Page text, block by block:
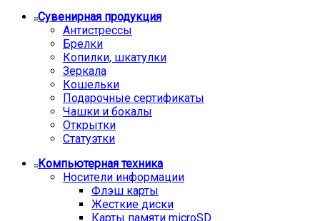
Сувенирная продукция
Антистрессы
Брелки
Копилки, шкатулки
Зеркала
Кошельки
Подарочные сертификаты
Чашки и бокалы
Открытки
Статуэтки
Компьютерная техника
Носители информации
Флэш карты
Жесткие диски
Карты памяти microSD